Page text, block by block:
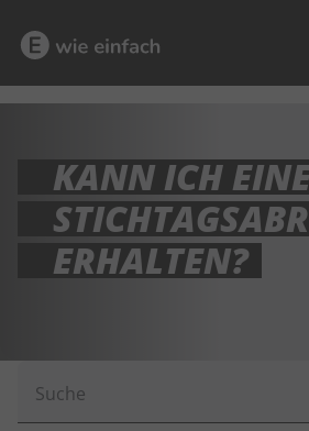
KANN ICH
ERHALTEN?
Suche